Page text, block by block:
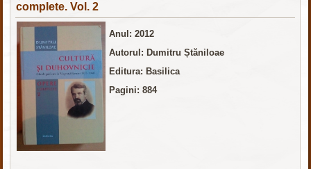
complete. Vol. 2
Anul: 2012
Autorul: Dumitru Ștăniloae
Editura: Basilica
Pagini: 884